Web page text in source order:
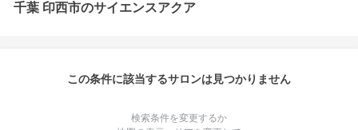
千葉 印西市のサイエンスアクア
この条件に該当するサロンは見つかりません
検索条件を変更するか